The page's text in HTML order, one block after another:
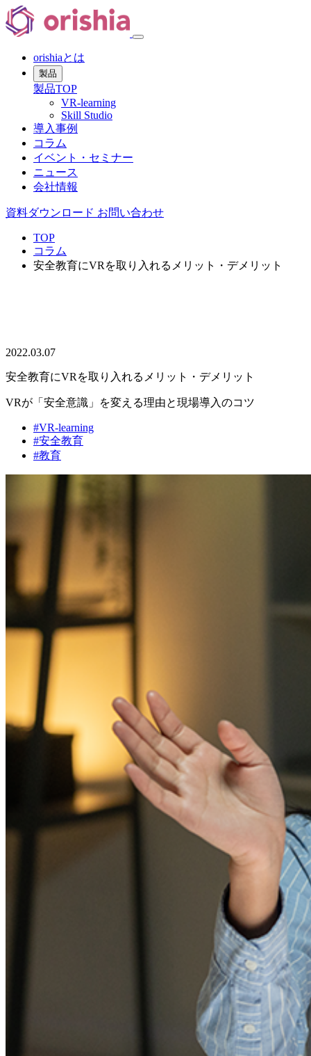
orishiaとは
製品
製品TOP
VR-learning
Skill Studio
導入事例
コラム
イベント・セミナー
ニュース
会社情報
資料ダウンロード お問い合わせ
TOP
コラム
安全教育にVRを取り入れるメリット・デメリット
2022.03.07
安全教育にVRを取り入れるメリット・デメリット
VRが「安全意識」を変える理由と現場導入のコツ
#VR-learning
#安全教育
#教育